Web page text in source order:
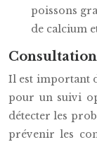
poissons
de calcium
Il est important
pour un suivi
détecter les
prévenir les